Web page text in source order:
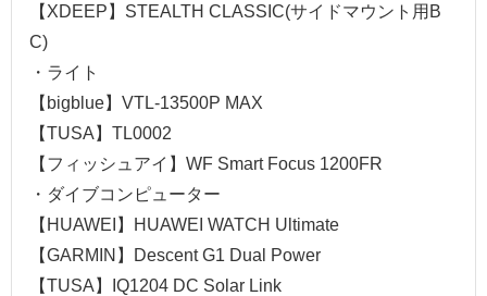
【XDEEP】STEALTH CLASSIC(サイドマウント用B
C)
・ライト
【bigblue】VTL-13500P MAX
【TUSA】TL0002
【フィッシュアイ】WF Smart Focus 1200FR
・ダイブコンピューター
【HUAWEI】HUAWEI WATCH Ultimate
【GARMIN】Descent G1 Dual Power
【TUSA】IQ1204 DC Solar Link